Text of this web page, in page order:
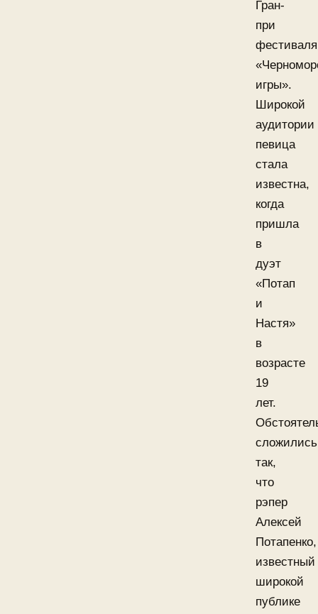
Гран-
при
фестиваля
игры».
Широкой
аудитории
певица
стала
известна,
когда
пришла
в
дуэт
«Потап
и
Настя»
в
возрасте
19
лет.
сложились
так,
что
рэпер
Алексей
Потапенко,
известный
широкой
публике